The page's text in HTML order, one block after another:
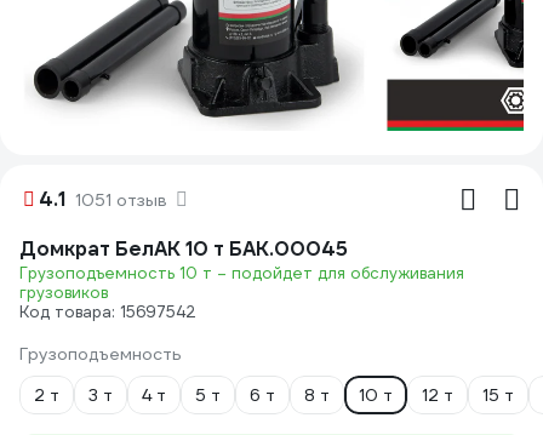
4.1 1051 отзыв
Домкрат БелАК 10 т БАК.00045
Грузоподъемность 10 т – подойдет для обслуживания
грузовиков
Код товара: 15697542
Грузоподъемность
2 т
3 т 4 т 5 т 6 т 8 т 10 т 12 т 15 т